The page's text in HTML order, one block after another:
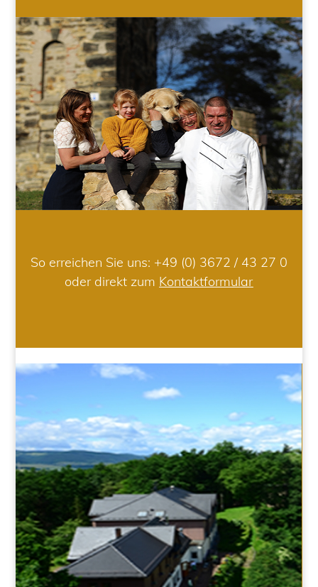
So erreichen Sie uns: +49 (0) 3672 / 43 27 0
oder direkt zum Kontaktformular
HOTEL